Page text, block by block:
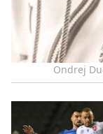
Ondrej